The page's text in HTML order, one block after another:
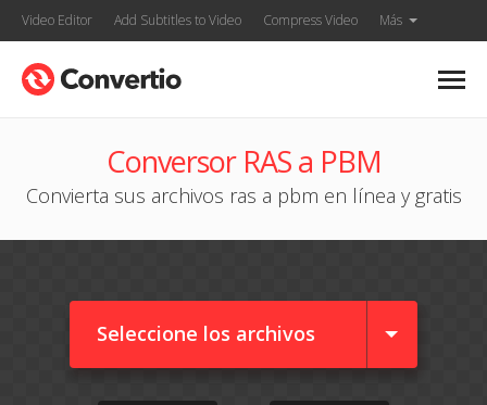
Video Editor Add Subtitles to Video Compress Video Más
Conversor RAS a PBM
Convierta sus archivos ras a pbm en línea y gratis
Seleccione los archivos